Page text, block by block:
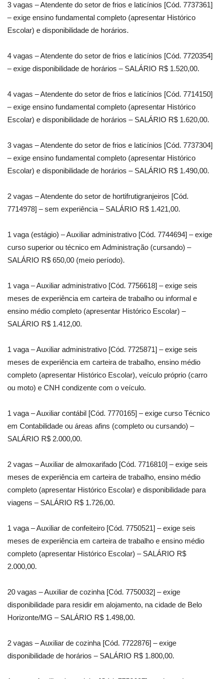
3 vagas – Atendente do setor de frios e laticínios [Cód. 7737361]
– exige ensino fundamental completo (apresentar Histórico
Escolar) e disponibilidade de horários.
4 vagas – Atendente do setor de frios e laticínios [Cód. 7720354]
– exige disponibilidade de horários – SALÁRIO R$ 1.520,00.
4 vagas – Atendente do setor de frios e laticínios [Cód. 7714150]
– exige ensino fundamental completo (apresentar Histórico
Escolar) e disponibilidade de horários – SALÁRIO R$ 1.620,00.
3 vagas – Atendente do setor de frios e laticínios [Cód. 7737304]
– exige ensino fundamental completo (apresentar Histórico
Escolar) e disponibilidade de horários – SALÁRIO R$ 1.490,00.
2 vagas – Atendente do setor de hortifrutigranjeiros [Cód.
7714978] – sem experiência – SALÁRIO R$ 1.421,00.
1 vaga (estágio) – Auxiliar administrativo [Cód. 7744694] – exige
curso superior ou técnico em Administração (cursando) –
SALÁRIO R$ 650,00 (meio período).
1 vaga – Auxiliar administrativo [Cód. 7756618] – exige seis
meses de experiência em carteira de trabalho ou informal e
ensino médio completo (apresentar Histórico Escolar) –
SALÁRIO R$ 1.412,00.
1 vaga – Auxiliar administrativo [Cód. 7725871] – exige seis
meses de experiência em carteira de trabalho, ensino médio
completo (apresentar Histórico Escolar), veículo próprio (carro
ou moto) e CNH condizente com o veículo.
1 vaga – Auxiliar contábil [Cód. 7770165] – exige curso Técnico
em Contabilidade ou áreas afins (completo ou cursando) –
SALÁRIO R$ 2.000,00.
2 vagas – Auxiliar de almoxarifado [Cód. 7716810] – exige seis
meses de experiência em carteira de trabalho, ensino médio
completo (apresentar Histórico Escolar) e disponibilidade para
viagens – SALÁRIO R$ 1.726,00.
1 vaga – Auxiliar de confeiteiro [Cód. 7750521] – exige seis
meses de experiência em carteira de trabalho e ensino médio
completo (apresentar Histórico Escolar) – SALÁRIO R$
2.000,00.
20 vagas – Auxiliar de cozinha [Cód. 7750032] – exige
disponibilidade para residir em alojamento, na cidade de Belo
Horizonte/MG – SALÁRIO R$ 1.498,00.
2 vagas – Auxiliar de cozinha [Cód. 7722876] – exige
disponibilidade de horários – SALÁRIO R$ 1.800,00.